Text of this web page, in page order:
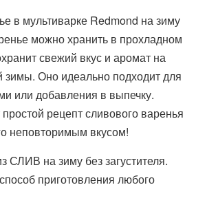
в мультиварке Redmond на зиму
можно хранить в прохладном
свежий вкус и аромат на
зимы. Оно идеально подходит для
или добавления в выпечку.
рецепт сливового варенья
неповторимым вкусом!
СЛИВ на зиму без загустителя.
приготовления любого